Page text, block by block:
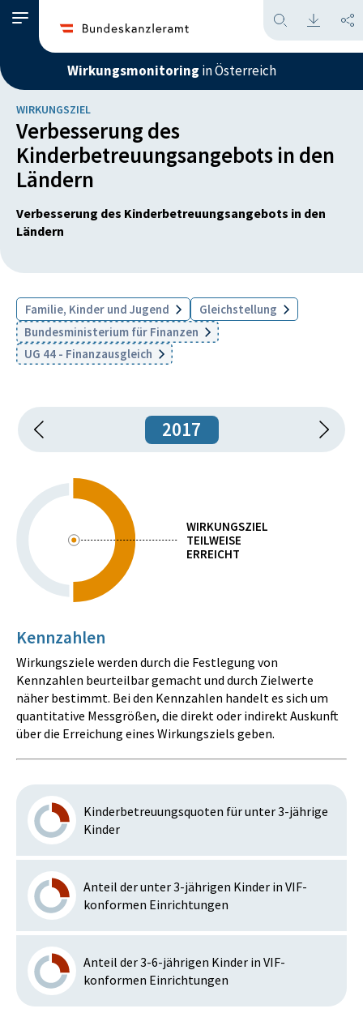
Wirkungsmonitoring in Österreich
WIRKUNGSZIEL
Verbesserung des
Kinderbetreuungsangebots in den
Ländern
Verbesserung des Kinderbetreuungsangebots in den
Ländern
Familie, Kinder und Jugend
Gleichstellung
Bundesministerium für Finanzen
UG 44 - Finanzausgleich
2017
WIRKUNGSZIEL
TEILWEISE
ERREICHT
Kennzahlen
Wirkungsziele werden durch die Festlegung von
Kennzahlen beurteilbar gemacht und durch Zielwerte
näher bestimmt. Bei den Kennzahlen handelt es sich um
quantitative Messgrößen, die direkt oder indirekt Auskunft
über die Erreichung eines Wirkungsziels geben.
Kinderbetreuungsquoten für unter 3-jährige
Kinder
Anteil der unter 3-jährigen Kinder in VIF-
konformen Einrichtungen
Anteil der 3-6-jährigen Kinder in VIF-
konformen Einrichtungen